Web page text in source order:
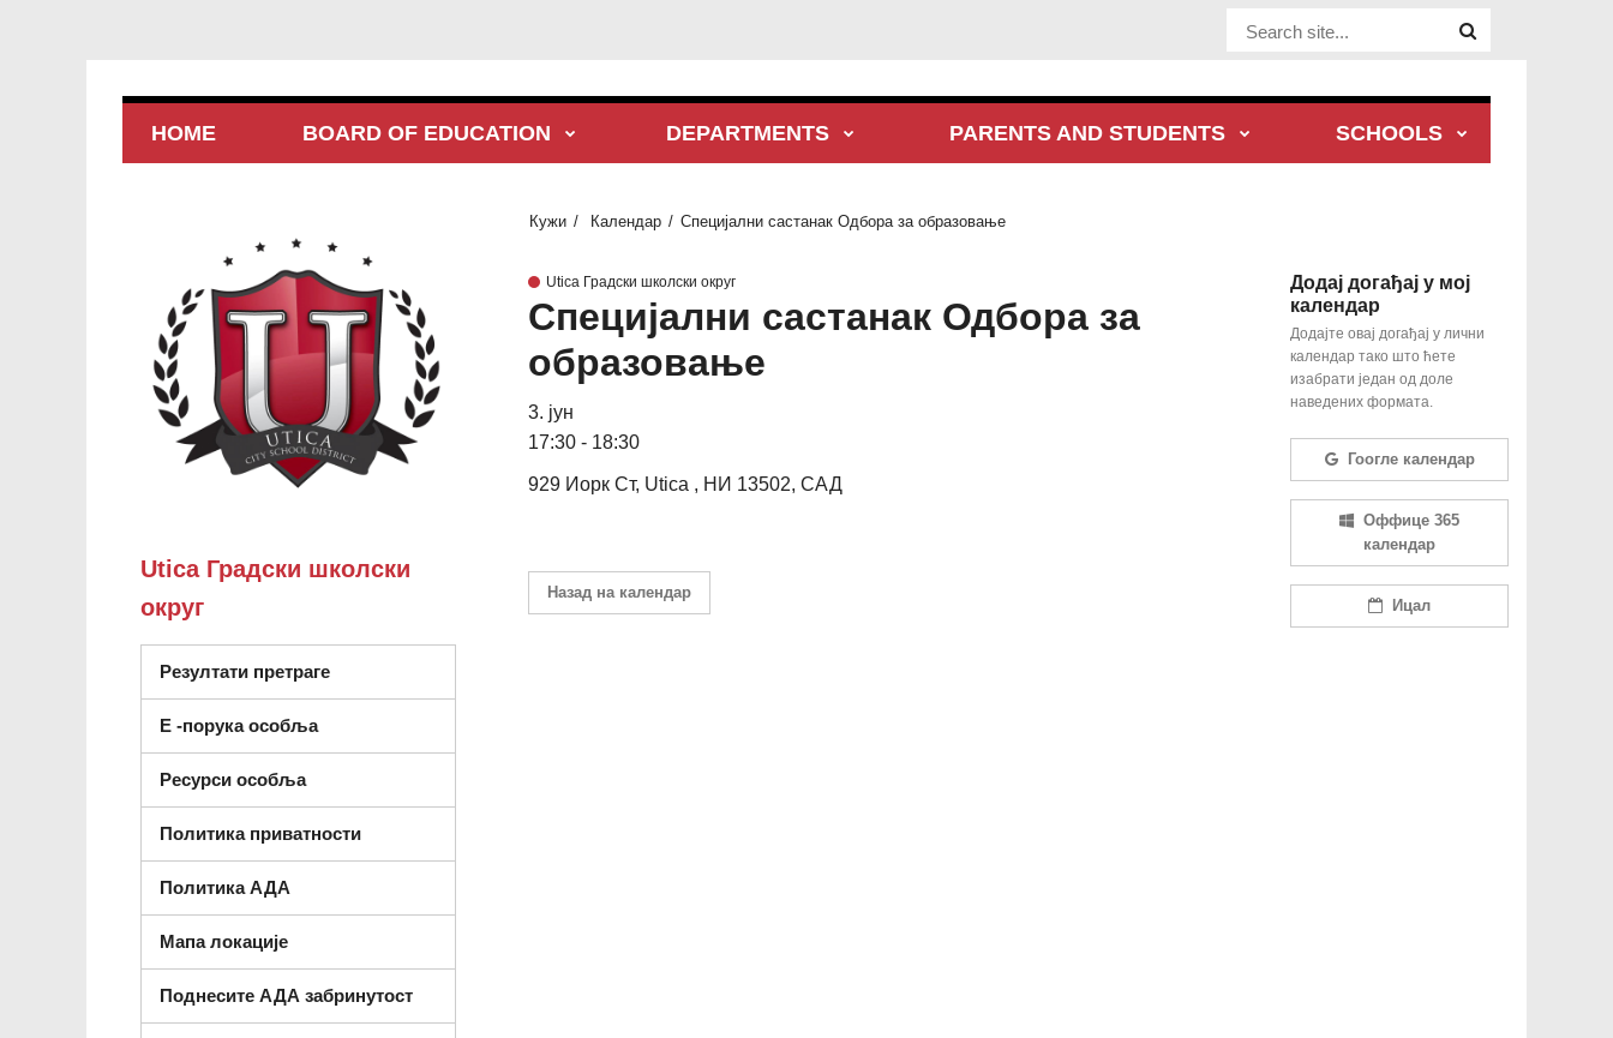
Website Site
HOME BOARD OF EDUCATION DEPARTMENTS PARENTS AND STUDENTS SCHOOLS
Кужи Календар Специјални састанак Одбора за образовање
Utica Градски школски округ
Специјални састанак Одбора за
образовање
3. јун
17:30 - 18:30
929 Иорк Ст, Utica , НИ 13502, САД
Назад на календар
Додај догађај у мој
календар
Додајте овај догађај у лични
календар тако што ћете
изабрати један од доле
наведених формата.
Гоогле календар
Оффице 365
календар
Ицал
Utica Градски школски
округ
Резултати претраге
Е -порука особља
Ресурси особља
Политика приватности
Политика АДА
Мапа локације
Поднесите АДА забринутост